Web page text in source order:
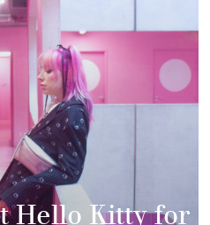
Hello Kitty for